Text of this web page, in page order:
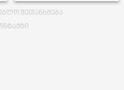
შეთანხმება